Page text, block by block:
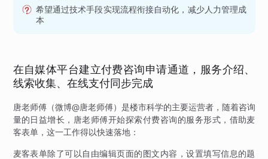
希望通过技术手段实现流程衔接自动化，减少人力管理成
本
在自媒体平台建立付费咨询申请通道，服务介绍、
线索收集、在线支付同步完成
唐老师傅（微博@唐老师傅）是楼市科学的主要运营者，随着咨询
量的日益增长，唐老师傅开始探索付费咨询的服务形式，借助麦
客表单，这一工作得以快速落地：
麦客表单除了可以自由编辑页面的图文内容，设置填写信息的题